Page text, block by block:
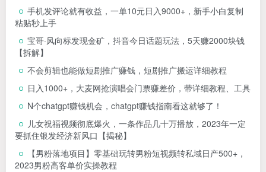
手机发评论就有收益，一单10元日入9000+，新手小白复制
粘贴秒上手
宝哥·风向标发现金矿，抖音今日话题玩法，5天赚2000块钱
【拆解】
不会剪辑也能做短剧推广赚钱，短剧推广搬运详细教程
日入1000+，大麦网抢演唱会门票赚差价，带详细教程、工具
N个chatgpt赚钱机会，chatgpt赚钱指南看这就够了！
儿女祝福视频彻底爆火，一条作品几十万播放，2023年一定
要抓住银发经济新风口【揭秘】
【男粉落地项目】零基础玩转男粉短视频转私域日产500+，
2023男粉高客单价实操教程